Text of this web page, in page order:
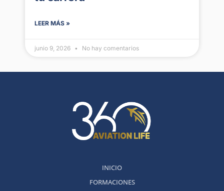
LEER MÁS »
junio 9, 2026 No hay comentarios
INICIO
FORMACIONES